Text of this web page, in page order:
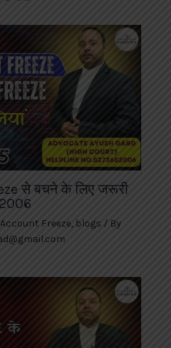
से बचने के लिए जरूरी
Freeze, blogs / By